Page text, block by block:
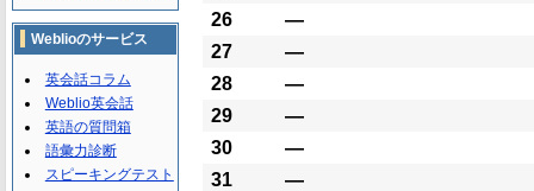
26
―
27
―
28
―
29
―
30
―
31
―
Weblioのサービス
英会話コラム
Weblio英会話
英語の質問箱
語彙力診断
スピーキングテスト